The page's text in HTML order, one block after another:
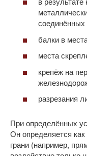
соединённых
балки в
места
крепёж на
разрезания
При определённых
Он определяется
грани (например,